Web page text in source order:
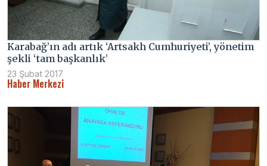
Karabağ’ın adı artık ‘Artsakh Cumhuriyeti’, yönetim
şekli ‘tam başkanlık’
23 Şubat 2017
Haber Merkezi